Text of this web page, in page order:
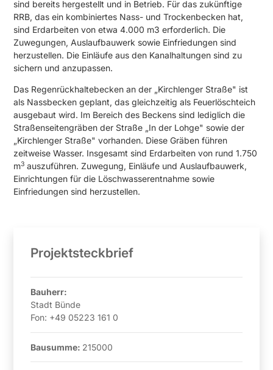
sind bereits hergestellt und in Betrieb. Für das zu­künftige
RRB, das ein kombiniertes Nass- und Trockenbecken hat,
sind Erdarbeiten von etwa 4.000 m3 erforderlich. Die
Zuwegungen, Auslaufbauwerk sowie Einfriedungen sind
herzustellen. Die Einläufe aus den Kanalhaltungen sind zu
sichern und anzu­passen.
Das Regenrückhaltebecken an der „Kirchlenger Straße" ist
als Nassbecken geplant, das gleichzeitig als Feuerlöschteich
ausgebaut wird. Im Bereich des Beckens sind le­diglich die
Straßenseitengräben der Straße „In der Lohge" sowie der
„Kirchlenger Straße" vorhanden. Diese Gräben führen
zeitweise Wasser. Insgesamt sind Erdarbei­ten von rund 1.750
m3 auszuführen. Zuwegung, Einläufe und Auslaufbauwerk,
Ein­richtungen für die Löschwasserentnahme sowie
Einfriedungen sind herzustellen.
Projektsteckbrief
Bauherr:
Stadt Bünde
Fon: +49 05223 161 0
Bausumme: 215000